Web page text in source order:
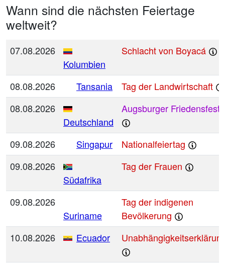
Wann sind die nächsten Feiertage
weltweit?
07.08.2026
Kolumbien
Schlacht von Boyacá
08.08.2026 Tansania
Tag der Landwirtschaft
08.08.2026
Deutschland
Augsburger Friedensfest
09.08.2026 Singapur
Nationalfeiertag
09.08.2026
Südafrika
Tag der Frauen
09.08.2026
Suriname
Tag der indigenen
Bevölkerung
10.08.2026
Ecuador